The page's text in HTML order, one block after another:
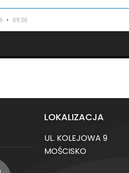
09:36
LOKALIZACJA
UL. KOLEJOWA 9
MOŚCISKO